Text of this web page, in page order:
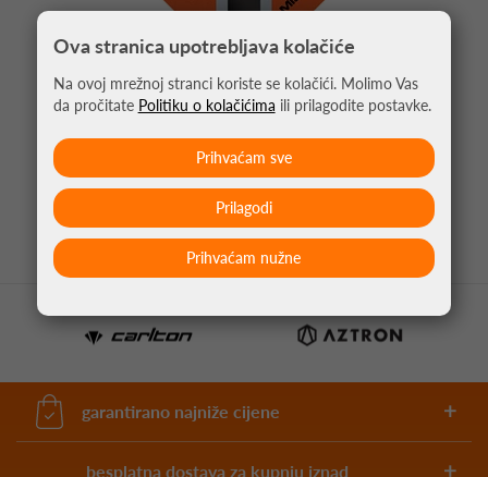
PIKADO PERA ALLIANCE UNION JACK
NARANČASTA NO2
1,05 €
garantirano najniže cijene
besplatna dostava za kupnju iznad
Ova stranica upotrebljava kolačiće
Na ovoj mrežnoj stranci koriste se kolačići. Molimo Vas
da pročitate Politiku o kolačićima ili prilagodite postavke.
Prihvaćam nužne
Prilagodi
Prihvaćam sve